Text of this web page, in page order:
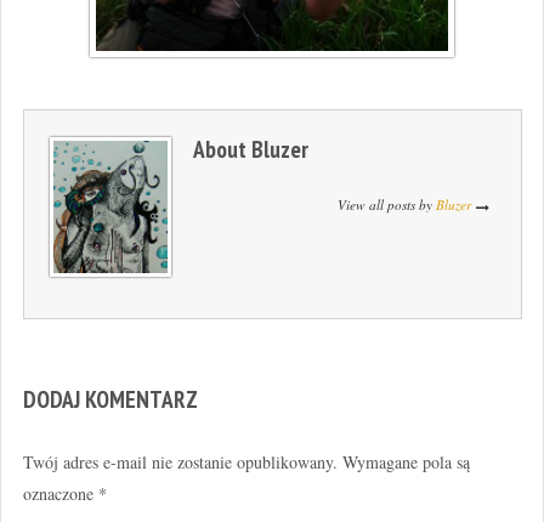
About Bluzer
View all posts by Bluzer
DODAJ KOMENTARZ
Twój adres e-mail nie zostanie opublikowany. Wymagane pola są
oznaczone *